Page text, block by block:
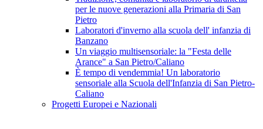
per le nuove generazioni alla Primaria di San
Pietro
Laboratori d'inverno alla scuola dell' infanzia di
Banzano
Un viaggio multisensoriale: la "Festa delle
Arance" a San Pietro/Caliano
È tempo di vendemmia! Un laboratorio
sensoriale alla Scuola dell'Infanzia di San Pietro-
Caliano
Progetti Europei e Nazionali